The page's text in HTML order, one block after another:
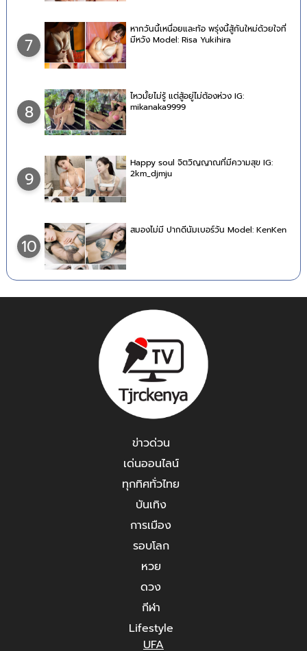
7
หากวันนี้เหนื่อยและท้อ พรุ่งนี้สู้กันใหม่ด้วยใจที่
มีหวัง Model: Risa Yukihira
8
ไหวมั้ยไม่รู้ แต่สู้อยู่ไม่ต้องห่วง IG:
mikanaka9999
9
Happy soul จิตวิญญาณที่มีความสุข IG:
2km_djmju
10
สมองไม่มี ปากดีนัมเบอร์วัน Model: KenKen
ข่าวด่วน
เด่นออนไลน์
ทุกทิศทั่วไทย
บันเทิง
การเมือง
รอบโลก
หวย
ดวง
กีฬา
Lifestyle
UFA